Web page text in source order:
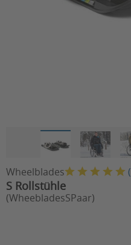
Wheelblades (
S Rollstühle
(WheebladesSPaar)